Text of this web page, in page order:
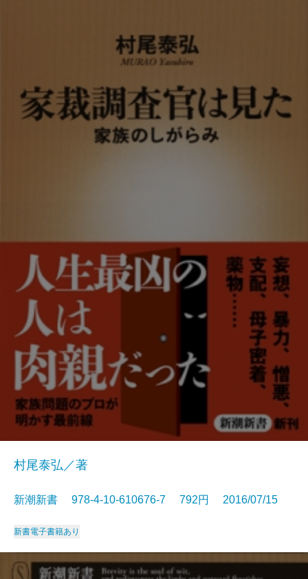
村尾泰弘／著
新潮新書 978-4-10-610676-7 792円 2016/07/15
新書電子書籍あり